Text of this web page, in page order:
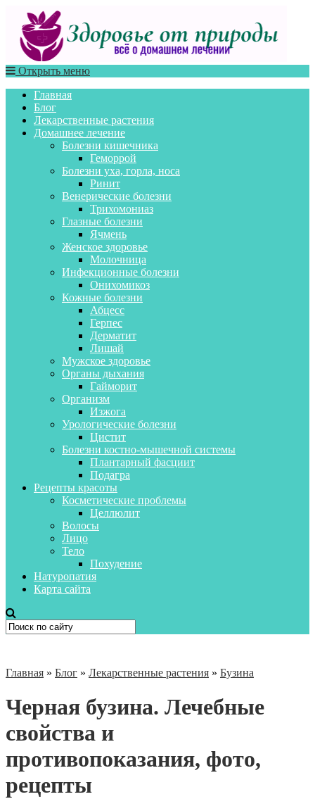
Открыть меню
Главная
Блог
Лекарственные растения
Домашнее лечение
Болезни кишечника
Геморрой
Болезни уха, горла, носа
Ринит
Венерические болезни
Трихомониаз
Глазные болезни
Ячмень
Женское здоровье
Молочница
Инфекционные болезни
Онихомикоз
Кожные болезни
Абцесс
Герпес
Дерматит
Лишай
Мужское здоровье
Органы дыхания
Гайморит
Организм
Изжога
Урологические болезни
Цистит
Болезни костно-мышечной системы
Плантарный фасциит
Подагра
Рецепты красоты
Косметические проблемы
Целлюлит
Волосы
Лицо
Тело
Похудение
Натуропатия
Карта сайта
Главная » Блог » Лекарственные растения » Бузина
Черная бузина. Лечебные
свойства и
противопоказания, фото,
рецепты